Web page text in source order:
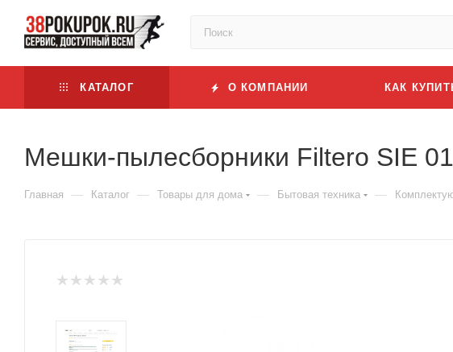
КАТАЛОГ О КОМПАНИИ КАК
Мешки-пылесборники Filtero SIE
Главная — Каталог — Товары для дома — Бытовая техника —